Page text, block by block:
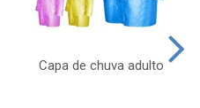
Capa de chuva adulto